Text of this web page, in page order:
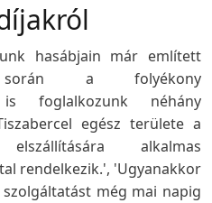
hasábjain már említett
során a folyékony
is foglalkozunk néhány
egész területe a
alkalmas
rendelkezik.', 'Ugyanakkor
még mai napig